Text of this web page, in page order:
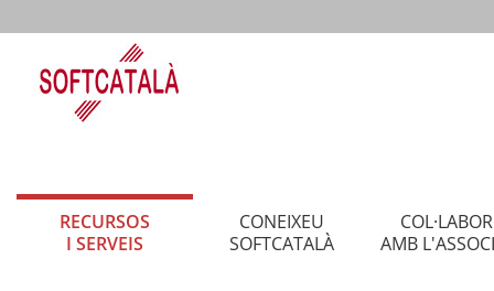
RECURSOS
I SERVEIS
CONEIXEU
SOFTCATALÀ
AMB